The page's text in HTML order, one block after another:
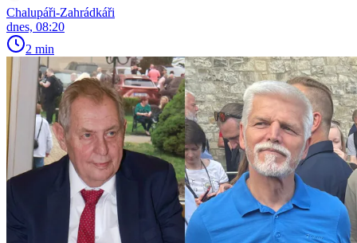
Chalupáři-Zahrádkáři
dnes, 08:20
2 min